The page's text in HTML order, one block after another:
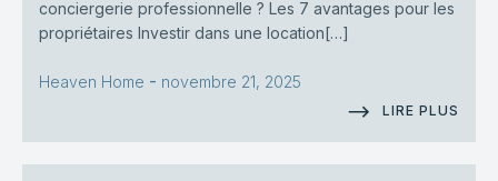
conciergerie professionnelle ? Les 7 avantages pour les
propriétaires Investir dans une location[…]
Heaven Home - novembre 21, 2025
LIRE PLUS